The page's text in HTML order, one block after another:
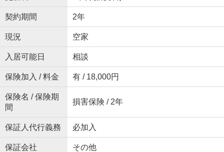
契約期間 2年
現況 空家
入居可能日 相談
保険加入 / 料金 有 / 18,000円
保険名 / 保険期
間
損害保険 / 2年
保証人代行義務 必加入
保証会社 その他